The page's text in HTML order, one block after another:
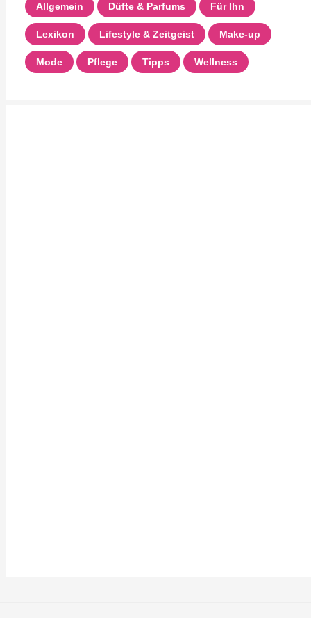
Allgemein Düfte & Parfums Für Ihn
Lexikon Lifestyle & Zeitgeist Make-up
Mode Pflege Tipps Wellness